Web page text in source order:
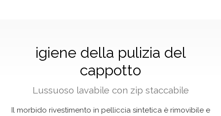
igiene della pulizia del
cappotto
Lussuoso lavabile con zip staccabile
Il morbido rivestimento in pelliccia sintetica è rimovibile e